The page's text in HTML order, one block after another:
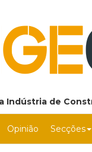
Indústria de
Opinião Secções